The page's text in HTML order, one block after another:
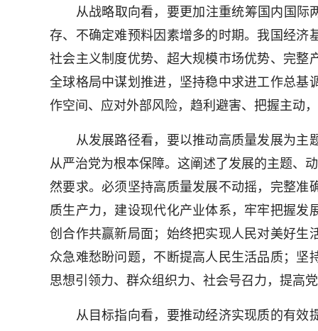
从战略取向看，要更加注重统筹国内国际两
存、不确定难预料因素增多的时期。我国经济
社会主义制度优势、超大规模市场优势、完整
全球格局中谋划推进，坚持稳中求进工作总基
作空间、应对外部风险，趋利避害、把握主动
从发展路径看，要以推动高质量发展为主
从严治党为根本保障。这阐述了发展的主题、
然要求。必须坚持高质量发展不动摇，完整准
质生产力，建设现代化产业体系，牢牢把握
创合作共赢新局面；始终把实现人民对美好生
众急难愁盼问题，不断提高人民生活品质；
思想引领力、群众组织力、社会号召力，提高
从目标指向看，要推动经济实现质的有效